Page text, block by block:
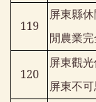
119
屏東縣
閒農業
120
屏東觀
屏東不